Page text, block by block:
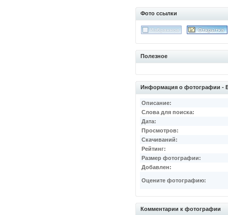
Фото ссылки
Полезное
Информация о фотографии -
Описание:
Слова для поиска:
Дата:
Просмотров:
Скачиваний:
Рейтинг:
Размер фотографии:
Добавлен:
Оцените фотографию:
Комментарии к фотографии